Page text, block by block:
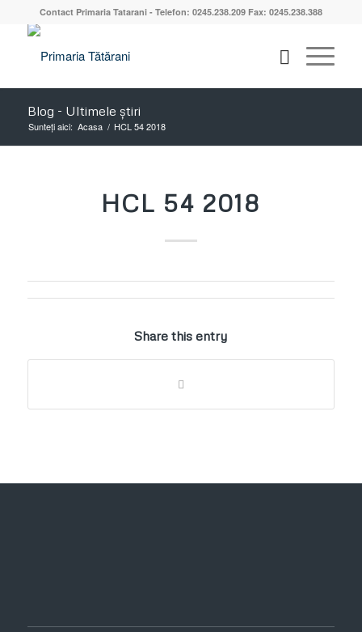
Contact Primaria Tatarani - Telefon: 0245.238.209 Fax: 0245.238.388
Blog - Ultimele știri
Sunteți aici: Acasa / HCL 54 2018
HCL 54 2018
Share this entry